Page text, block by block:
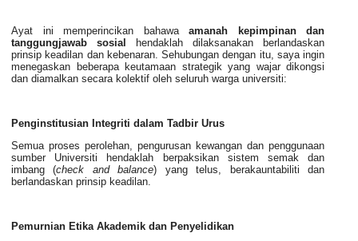
Ayat ini memperincikan bahawa amanah kepimpinan dan
tanggungjawab sosial hendaklah dilaksanakan berlandaskan
prinsip keadilan dan kebenaran. Sehubungan dengan itu, saya ingin
menegaskan beberapa keutamaan strategik yang wajar dikongsi
dan diamalkan secara kolektif oleh seluruh warga universiti:
Penginstitusian Integriti dalam Tadbir Urus
Semua proses perolehan, pengurusan kewangan dan penggunaan
sumber Universiti hendaklah berpaksikan sistem semak dan
imbang (check and balance) yang telus, berakauntabiliti dan
berlandaskan prinsip keadilan.
Pemurnian Etika Akademik dan Penyelidikan